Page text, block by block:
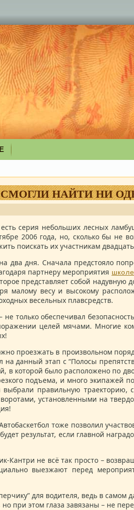
НАЙТИ НИ
небольших лесных
2006 года, но, сколько бы не
поискать их участникам
дня. Сначала предстояло
партнеру мероприятия
представляет собой надувную
малому весу и высокому
весельных плавсредств.
не только обеспечивал
целей мячами. Многие
проезжать в произвольном
на данный этап с “Полосы
которой было расположено по
подъема, и много экипажей
правильную траекторию,
установленными на
тоже позволил
результат, если главной
не всё так просто –
выезжают перед
для водителя, ведь в
при этом глаза завязаны – не